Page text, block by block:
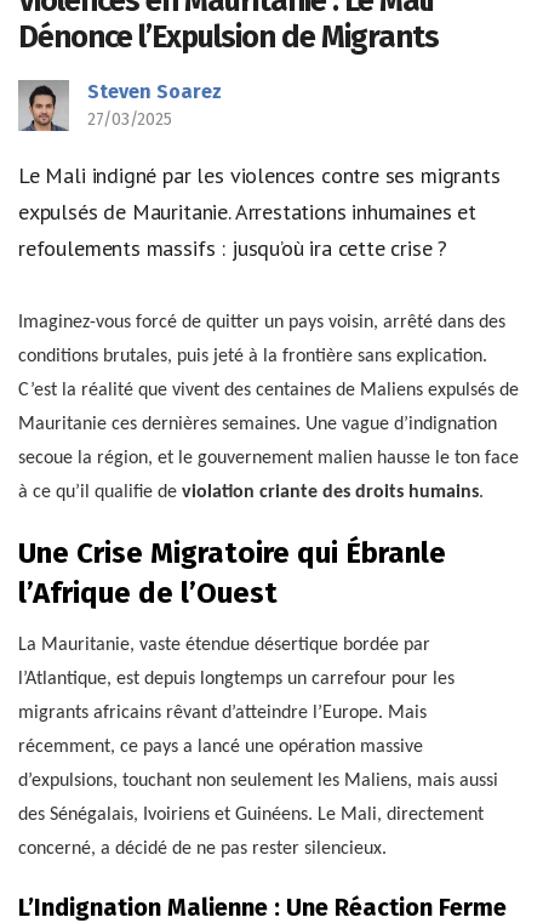
Dénonce l’Expulsion de Migrants
Steven Soarez
27/03/2025
Le Mali indigné par les violences contre ses migrants
expulsés de Mauritanie. Arrestations inhumaines et
refoulements massifs : jusqu’où ira cette crise ?
Imaginez-vous forcé de quitter un pays voisin, arrêté dans des
conditions brutales, puis jeté à la frontière sans explication.
C’est la réalité que vivent des centaines de Maliens expulsés de
Mauritanie ces dernières semaines. Une vague d’indignation
secoue la région, et le gouvernement malien hausse le ton face
à ce qu’il qualifie de violation criante des droits humains.
Une Crise Migratoire qui Ébranle
l’Afrique de l’Ouest
La Mauritanie, vaste étendue désertique bordée par
l’Atlantique, est depuis longtemps un carrefour pour les
migrants africains rêvant d’atteindre l’Europe. Mais
récemment, ce pays a lancé une opération massive
d’expulsions, touchant non seulement les Maliens, mais aussi
des Sénégalais, Ivoiriens et Guinéens. Le Mali, directement
concerné, a décidé de ne pas rester silencieux.
L’Indignation Malienne : Une Réaction Ferme